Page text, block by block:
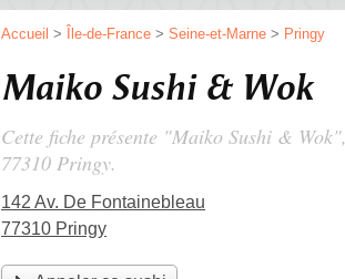
Accueil > Île-de-France > Seine-et-Marne > Pringy
Maiko Sushi & Wok
Cette fiche présente "Maiko Sushi &
77310 Pringy.
142 Av. De Fontainebleau
77310 Pringy